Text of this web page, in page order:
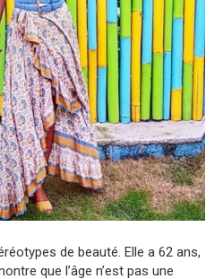
de beauté. Elle a 62 ans,
que l’âge n’est pas une